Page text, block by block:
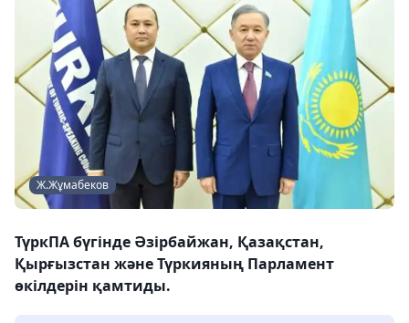
Ж.Жұмабеков
ТүркПА бүгінде Әзірбайжан, Қазақстан,
Қырғызстан және Түркияның Парламент
өкілдерін қамтиды.